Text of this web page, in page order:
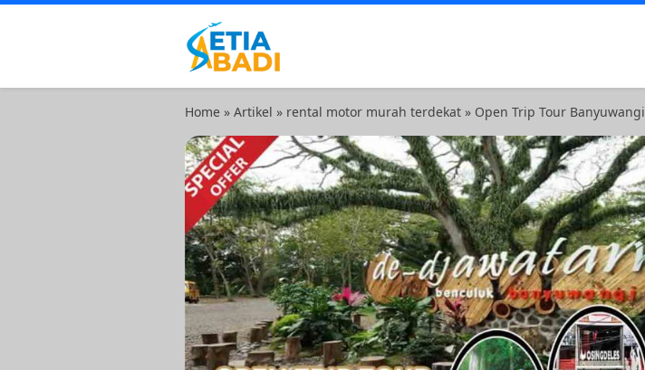
Skip
Setia Abadi Group
Paket Wisata Murah, Rental Mobil dan Rental Motor Surabaya
Home » Artikel » rental motor murah terdekat » Open Trip Tour Banyuwangi